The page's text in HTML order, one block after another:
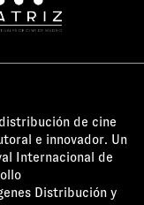
de cine
e innovador. Un
Internacional de
Distribución y